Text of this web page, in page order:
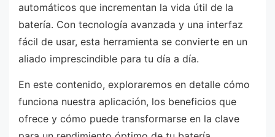
automáticos que incrementan la vida útil de la
batería. Con tecnología avanzada y una interfaz
fácil de usar, esta herramienta se convierte en un
aliado imprescindible para tu día a día.
En este contenido, exploraremos en detalle cómo
funciona nuestra aplicación, los beneficios que
ofrece y cómo puede transformarse en la clave